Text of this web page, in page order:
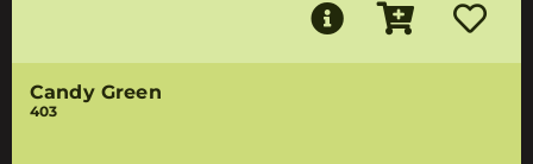
Candy Green
403